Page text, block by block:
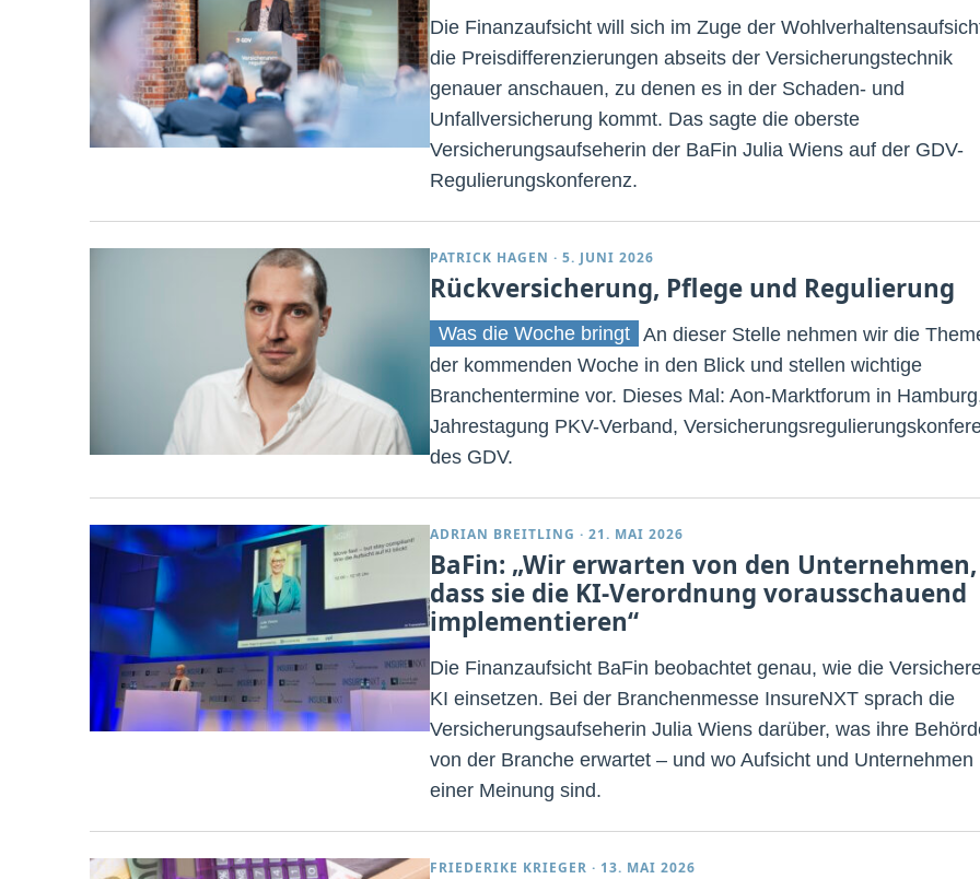
Die Finanzaufsicht will sich im Zuge der
die Preisdifferenzierungen abseits der Versicherungstechnik
genauer anschauen, zu denen es in der Schaden- und
Unfallversicherung kommt. Das sagte die oberste
Versicherungsaufseherin der BaFin Julia Wiens auf der GDV-
Regulierungskonferenz.
PATRICK HAGEN · 5. JUNI 2026
Rückversicherung, Pflege und Regulierung
Was die Woche bringt An dieser Stelle nehmen wir die
der kommenden Woche in den Blick und stellen wichtige
Branchentermine vor. Dieses Mal: Aon-Marktforum in
Jahrestagung PKV-Verband,
des GDV.
ADRIAN BREITLING · 21. MAI 2026
BaFin: „Wir erwarten von den Unternehmen,
dass sie die KI-Verordnung vorausschauend
implementieren“
Die Finanzaufsicht BaFin beobachtet genau, wie die
KI einsetzen. Bei der Branchenmesse InsureNXT sprach die
Versicherungsaufseherin Julia Wiens darüber, was ihre
von der Branche erwartet – und wo Aufsicht und Unternehmen
einer Meinung sind.
FRIEDERIKE KRIEGER · 13. MAI 2026